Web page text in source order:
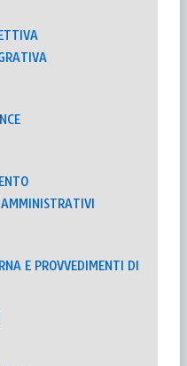
E PROVVEDIMENTI DI